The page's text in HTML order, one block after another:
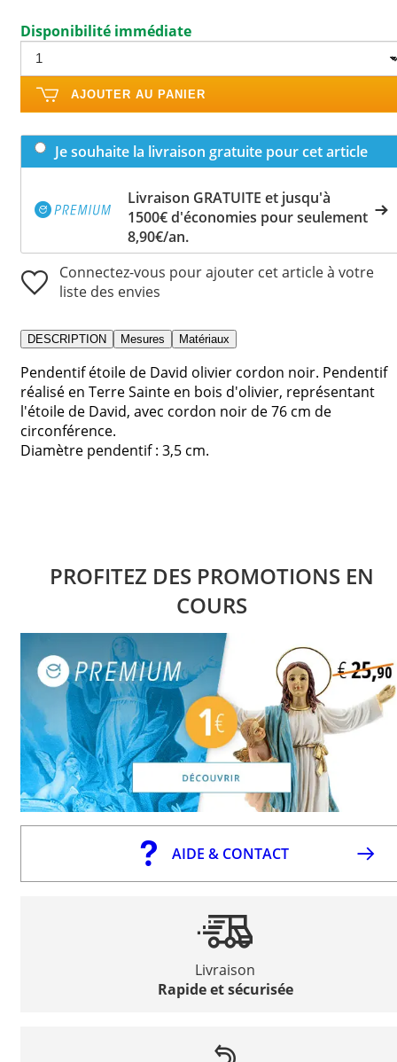
Disponibilité immédiate
AJOUTER AU PANIER
Je souhaite la livraison gratuite pour cet article
Livraison GRATUITE et jusqu'à
1500€ d'économies pour seulement
8,90€/an.
Connectez-vous pour ajouter cet article à votre
liste des envies
DESCRIPTION Mesures Matériaux
Pendentif étoile de David olivier cordon noir. Pendentif
réalisé en Terre Sainte en bois d'olivier, représentant
l'étoile de David, avec cordon noir de 76 cm de
circonférence.
Diamètre pendentif : 3,5 cm.
PROFITEZ DES PROMOTIONS EN
COURS
AIDE & CONTACT
Livraison
Rapide et sécurisée